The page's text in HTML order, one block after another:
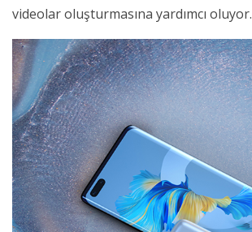
videolar oluşturmasına yardımcı oluyor.